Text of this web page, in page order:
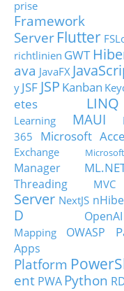
prise
Framework
Server Flutter
richtlinien GWT
ava JavaFX
y JSF JSP Kanban
etes
LINQ
Learning
MAUI
365
Microsoft
Exchange
Manager
Threading
MVC
Server NextJS
D
OpenAI
Mapping
OWASP
Apps
Platform
ent PWA Python